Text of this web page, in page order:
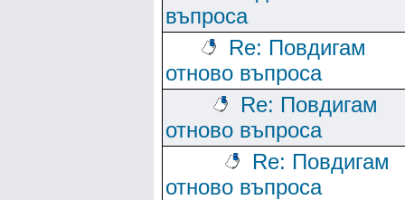
въпроса
Re: Повдигам
отново въпроса
Re: Повдигам
отново въпроса
Re: Повдигам
отново въпроса